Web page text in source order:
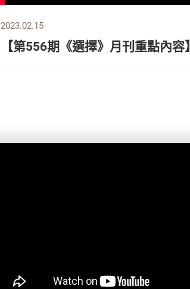
2023.02.15
【第556期《選擇》月刊重點內容】